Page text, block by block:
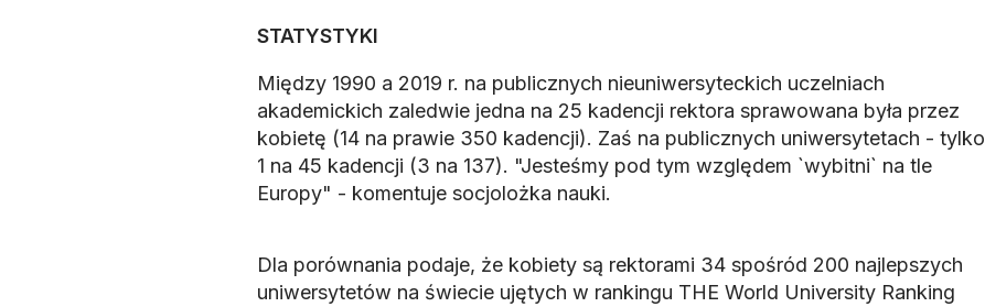
STATYSTYKI
Między 1990 a 2019 r. na publicznych nieuniwersyteckich uczelniach
akademickich zaledwie jedna na 25 kadencji rektora sprawowana była przez
kobietę (14 na prawie 350 kadencji). Zaś na publicznych uniwersytetach - tylko
1 na 45 kadencji (3 na 137). "Jesteśmy pod tym względem `wybitni` na tle
Europy" - komentuje socjolożka nauki.
Dla porównania podaje, że kobiety są rektorami 34 spośród 200 najlepszych
uniwersytetów na świecie ujętych w rankingu THE World University Ranking